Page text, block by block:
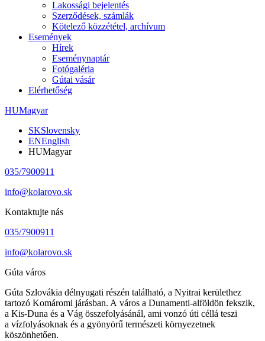
Lakossági bejelentés
Szerződések, számlák
Kötelező közzététel, archívum
Események
Hírek
Eseménynaptár
Fotógaléria
Gútai vásár
Elérhetőség
HUMagyar
SKSlovensky
ENEnglish
HUMagyar
035/7900911
info@kolarovo.sk
Kontaktujte nás
035/7900911
info@kolarovo.sk
Gúta város
Gúta Szlovákia délnyugati részén található, a Nyitrai kerülethez
tartozó Komáromi járásban. A város a Dunamenti-alföldön fekszik,
a Kis-Duna és a Vág összefolyásánál, ami vonzó úti céllá teszi
a vízfolyásoknak és a gyönyörű természeti környezetnek
köszönhetően.